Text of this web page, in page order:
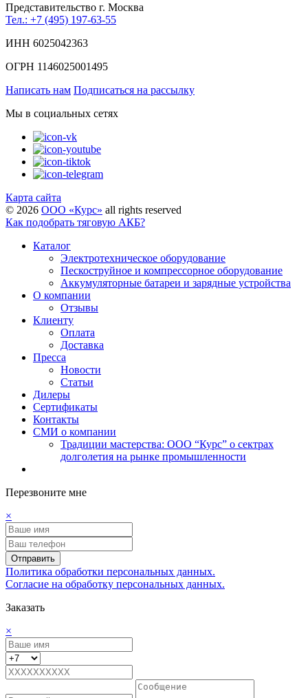
Представительство г. Москва
Тел.: +7 (495) 197-63-55
ИНН 6025042363
ОГРН 1146025001495
Написать нам Подписаться на рассылку
Мы в социальных сетях
Карта сайта
© 2026 ООО «Курс» all rights reserved
Как подобрать тяговую АКБ?
Каталог
Электротехническое оборудование
Пескоструйное и компрессорное оборудование
Аккумуляторные батареи и зарядные устройства
О компании
Отзывы
Клиенту
Оплата
Доставка
Пресса
Новости
Статьи
Дилеры
Сертификаты
Контакты
СМИ о компании
Традиции мастерства: ООО “Курс” о сектрах
долголетия на рынке промышленности
Перезвоните мне
×
Отправить
Политика обработки персональных данных.
Согласие на обработку персональных данных.
Заказать
×